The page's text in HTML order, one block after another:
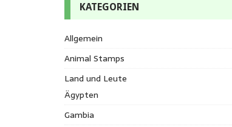
KATEGORIEN
Allgemein
Animal Stamps
Land und Leute
Ägypten
Gambia